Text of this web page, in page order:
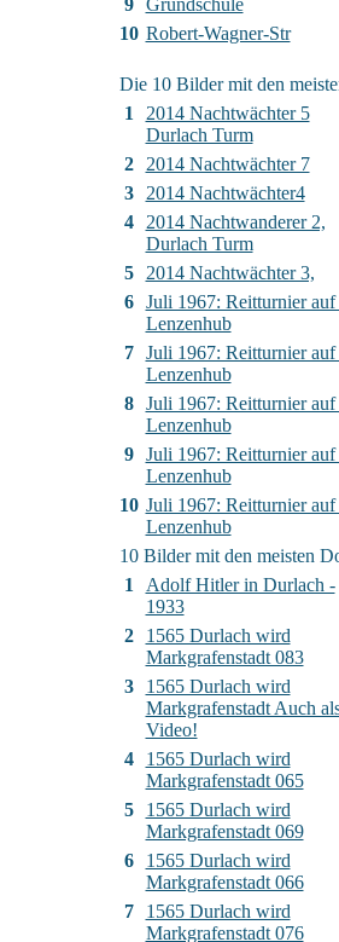
9
Grundschule
10 Robert-Wagner-Str
Die 10 Bilder mit den
1
2014 Nachtwächter 5
Durlach Turm
2
2014 Nachtwächter 7
3
2014 Nachtwächter4
4
2014 Nachtwanderer 2,
Durlach Turm
5
2014 Nachtwächter 3,
6
Juli 1967: Reitturnier auf
Lenzenhub
7
Juli 1967: Reitturnier auf
Lenzenhub
8
Juli 1967: Reitturnier auf
Lenzenhub
9
Juli 1967: Reitturnier auf
Lenzenhub
10 Juli 1967: Reitturnier auf
Lenzenhub
10 Bilder mit den meisten
1
Adolf Hitler in Durlach -
1933
2
1565 Durlach wird
Markgrafenstadt 083
3
1565 Durlach wird
Markgrafenstadt Auch
Video!
4
1565 Durlach wird
Markgrafenstadt 065
5
1565 Durlach wird
Markgrafenstadt 069
6
1565 Durlach wird
Markgrafenstadt 066
7
1565 Durlach wird
Markgrafenstadt 076